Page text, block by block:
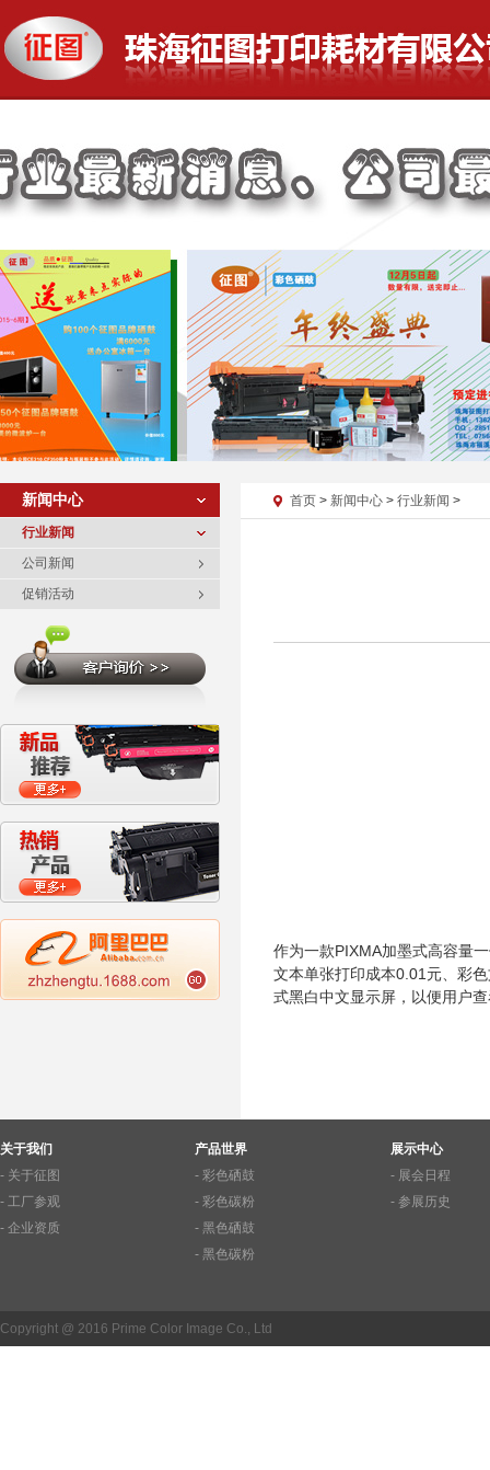
首页 > 新闻中心 > 行业新闻 >
作为一款PIXMA加墨式高容量
文本单张打印成本0.01元、彩
式黑白中文显示屏，以便用户
新闻中心
行业新闻
公司新闻
促销活动
关于我们
- 关于征图
- 工厂参观
- 企业资质
产品世界
- 彩色硒鼓
- 彩色碳粉
- 黑色硒鼓
- 黑色碳粉
展示中心
- 展会日程
- 参展历史
Copyright @ 2016 Prime Color Image Co., Ltd